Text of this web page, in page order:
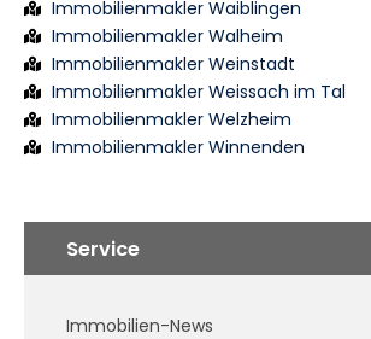
Immobilienmakler Waiblingen
Immobilienmakler Walheim
Immobilienmakler Weinstadt
Immobilienmakler Weissach im Tal
Immobilienmakler Welzheim
Immobilienmakler Winnenden
Service
Immobilien-News